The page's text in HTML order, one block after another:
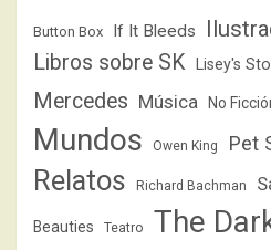
Button Box If It Bleeds
Libros sobre SK Lisey's
Mercedes Música No
Mundos
Owen King Pet
Relatos Richard Bachman
Beauties Teatro The